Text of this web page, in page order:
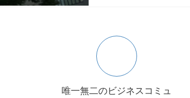
唯一無二のビジネスコミュ